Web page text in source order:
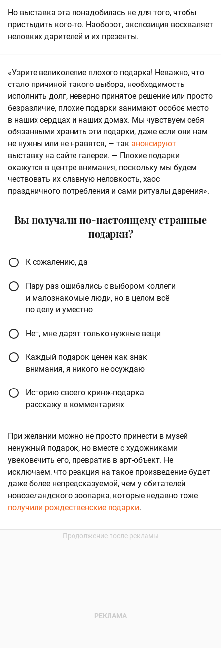
Но выставка эта понадобилась не для того, чтобы
пристыдить кого-то. Наоборот, экспозиция восхваляет
неловких дарителей и их презенты.
«Узрите великолепие плохого подарка! Неважно, что
стало причиной такого выбора, необходимость
исполнить долг, неверно принятое решение или просто
безразличие, плохие подарки занимают особое место
в наших сердцах и наших домах. Мы чувствуем себя
обязанными хранить эти подарки, даже если они нам
не нужны или не нравятся, — так анонсируют
выставку на сайте галереи. — Плохие подарки
окажутся в центре внимания, поскольку мы будем
чествовать их славную неловкость, хаос
праздничного потребления и сами ритуалы дарения».
Вы получали по-настоящему странные
подарки?
К сожалению, да
Пару раз ошибались с выбором коллеги
и малознакомые люди, но в целом всё
по делу и уместно
Нет, мне дарят только нужные вещи
Каждый подарок ценен как знак
внимания, я никого не осуждаю
Историю своего кринж-подарка
расскажу в комментариях
При желании можно не просто принести в музей
ненужный подарок, но вместе с художниками
увековечить его, превратив в арт-объект. Не
исключаем, что реакция на такое произведение будет
даже более непредсказуемой, чем у обитателей
новозеландского зоопарка, которые недавно тоже
получили рождественские подарки.